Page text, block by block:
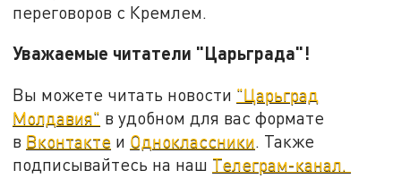
переговоров с Кремлем.
Уважаемые читатели "Царьграда"!
Вы можете читать новости "Царьград
Молдавия" в удобном для вас формате
в Вконтакте и Одноклассники. Также
подписывайтесь на наш Телеграм-канал.